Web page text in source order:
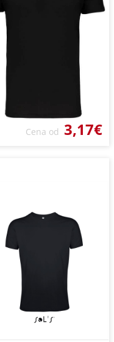
Cena od 3,17€